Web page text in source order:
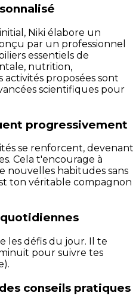
Niki élabore un
par un professionnel
essentiels de
nutrition,
proposées sont
scientifiques pour
progressivement
se renforcent, devenant
Cela t'encourage à
nouvelles habitudes sans
ton véritable compagnon
les défis du jour. Il te
pour suivre tes
conseils pratiques